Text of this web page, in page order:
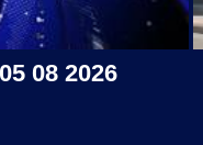
08 2026